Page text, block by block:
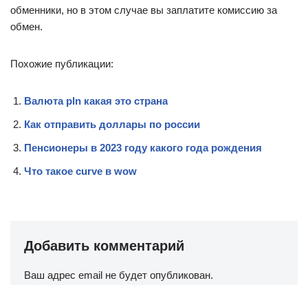
обменники, но в этом случае вы заплатите комиссию за
обмен.
Похожие публикации:
Валюта pln какая это страна
Как отправить доллары по россии
Пенсионеры в 2023 году какого года рождения
Что такое curve в wow
Добавить комментарий
Ваш адрес email не будет опубликован.